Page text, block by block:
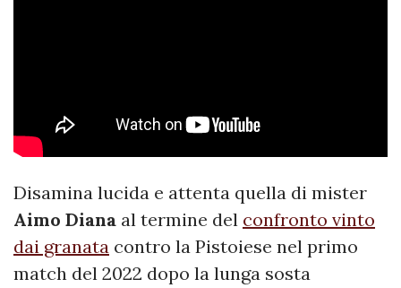
Disamina lucida e attenta quella di mister
Aimo Diana al termine del confronto vinto
dai granata contro la Pistoiese nel primo
match del 2022 dopo la lunga sosta